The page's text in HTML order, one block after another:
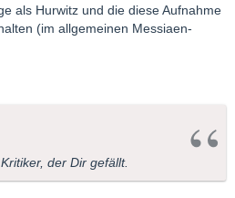
als Hurwitz und die diese Aufnahme
(im allgemeinen Messiaen-
der Dir gefällt.